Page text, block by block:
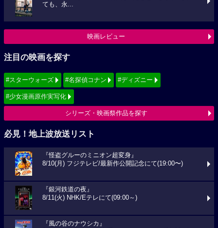
ても、永...
映画レビュー
注目の映画を探す
#スターウォーズ #名探偵コナン #ディズニー
#少女漫画原作実写化
シリーズ・映画祭作品を探す
必見！地上波放送リスト
『怪盗グルーのミニオン超変身』
8/10(月) フジテレビ/最新作公開記念にて(19:00〜)
『銀河鉄道の夜』
8/11(火) NHK/Eテレにて(09:00～)
『風の谷のナウシカ』